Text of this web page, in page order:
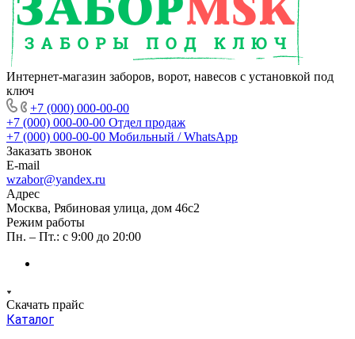
Интернет-магазин заборов, ворот, навесов с установкой под
ключ
+7 (000) 000-00-00
+7 (000) 000-00-00 Отдел продаж
+7 (000) 000-00-00 Мобильный / WhatsApp
Заказать звонок
E-mail
wzabor@yandex.ru
Адрес
Москва, Рябиновая улица, дом 46с2
Режим работы
Пн. – Пт.: с 9:00 до 20:00
Скачать прайс
Каталог